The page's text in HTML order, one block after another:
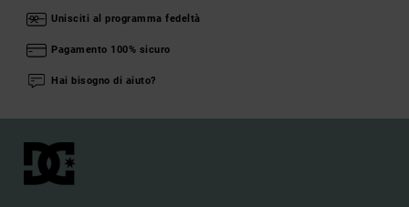
Unisciti al programma fedeltà
Pagamento 100% sicuro
Hai bisogno di aiuto?